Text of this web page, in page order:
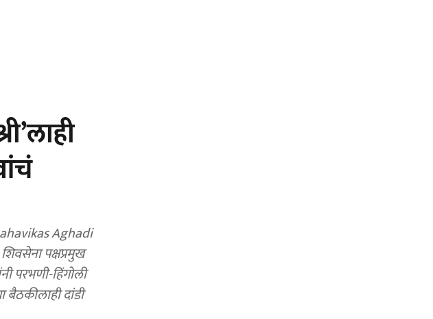
Aghadi
पक्षप्रमुख
परभणी-हिंगोली
दांडी